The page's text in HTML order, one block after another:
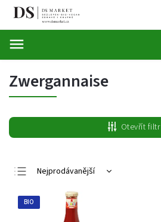
Zwergannaise
Otevřít filtr
Nejprodávanější
Nejlevnější
Nejdražší
BIO